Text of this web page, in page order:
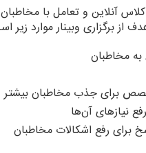
کلاس آنلاین و تعامل با
از برگزاری وبینار موارد زیر
به مخاطبان
برای جذب مخاطبان بیشتر
نیازهای آن‌ها
برای رفع اشکالات مخاطبان